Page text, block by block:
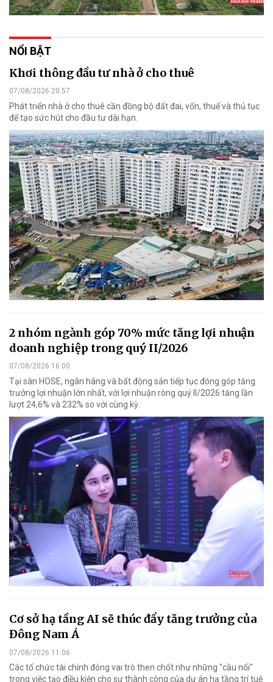
NỔI BẬT
Khơi thông đầu tư nhà ở cho thuê
07/08/2026 20:57
Phát triển nhà ở cho thuê cần đồng bộ đất đai, vốn, thuế và thủ tục
để tạo sức hút cho đầu tư dài hạn.
2 nhóm ngành góp 70% mức tăng lợi nhuận
doanh nghiệp trong quý II/2026
07/08/2026 16:00
Tại sàn HOSE, ngân hàng và bất động sản tiếp tục đóng góp tăng
trưởng lợi nhuận lớn nhất, với lợi nhuận ròng quý II/2026 tăng lần
lượt 24,6% và 232% so với cùng kỳ.
Cơ sở hạ tầng AI sẽ thúc đẩy tăng trưởng của
Đông Nam Á
07/08/2026 11:06
Các tổ chức tài chính đóng vai trò then chốt như những "cầu nối"
trong việc tạo điều kiện cho sự thành công của dự án hạ tầng trí tuệ